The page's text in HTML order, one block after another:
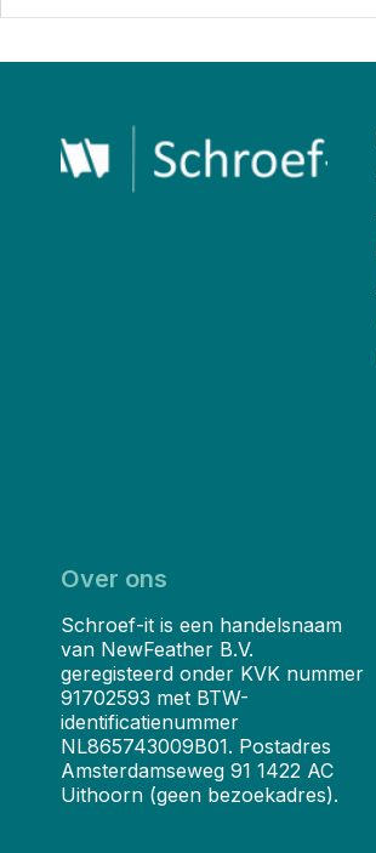
Over ons
Schroef-it is een handelsnaam
van NewFeather B.V.
geregisteerd onder KVK nummer
91702593 met BTW-
identificatienummer
NL865743009B01. Postadres
Amsterdamseweg 91 1422 AC
Uithoorn (geen bezoekadres).